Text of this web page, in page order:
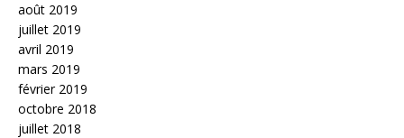
août 2019
juillet 2019
avril 2019
mars 2019
février 2019
octobre 2018
juillet 2018